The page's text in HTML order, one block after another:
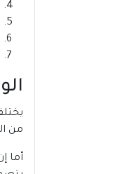
من
أما